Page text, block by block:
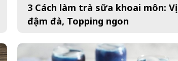
3 Cách làm trà sữa khoai môn: Vị
đậm đà, Topping ngon